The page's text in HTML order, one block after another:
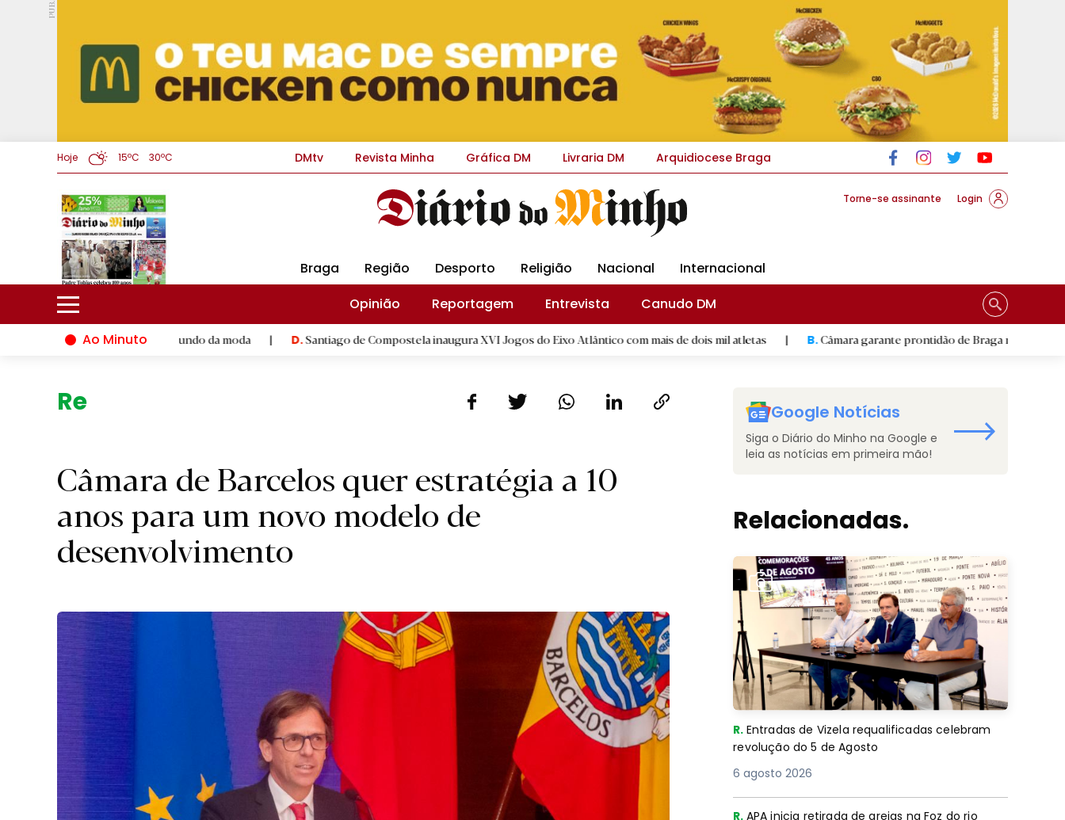
PUB.
Hoje 15ºC 30ºC DMtv Revista Minha Gráfica DM Livraria DM Arquidiocese Braga
Torne-se assinante Login
Braga Região Desporto Religião Nacional
Internacional
Opinião
Reportagem Entrevista
Canudo DM
Ao Minuto
e à inovação do mundo da moda | D.Santiago de Compostela inaugura XVI Jogos do Eixo Atlântico com mais de dois mil atletas | B.Câmara garante prontidão de Braga no resgate animal
Região.
Câmara de Barcelos quer estratégia a 10
anos para um novo modelo de
desenvolvimento
Google Notícias
Siga o Diário do Minho na Google e
leia as notícias em primeira mão!
Relacionadas.
R. Entradas de Vizela requalificadas celebram
revolução do 5 de Agosto
6 agosto 2026
R. APA inicia retirada de areias na Foz do rio